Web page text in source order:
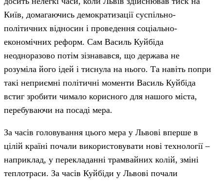
Київ, домагаючись демократизації суспільно-
політичних відносин і проведення соціально-
економічних реформ. Сам Василь Куйбіда
неодноразово потім зізнавався, що держава не
розуміла його ідей і тиснула на нього. Та навіть попри
такі неприємні політичні моменти Василь Куйбіда
встиг зробити чимало корисного для нашого міста,
перебуваючи на посаді мера.
За часів головування цього мера у Львові вперше в
цілій країні почали використовувати нові технології –
наприклад, у перекладанні трамвайних колій, зміні
теплотраси. За часів Куйбіди у Львові почали